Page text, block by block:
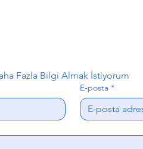
Fazla Bilgi Almak İstiyorum
E-posta *